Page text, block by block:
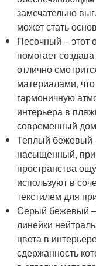
замечательно
может стать
Песочный – этот
помогает
отлично
материалами,
гармоничную
интерьера в
современный
Теплый бежевый
насыщенный,
пространства
используют в
текстилем для
Серый бежевый –
линейки
цвета в
сдержанность